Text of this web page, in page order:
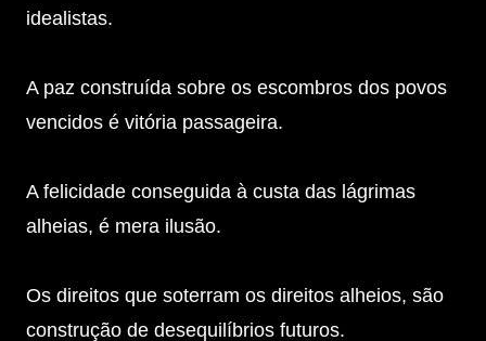
idealistas.
A paz construída sobre os escombros dos povos
vencidos é vitória passageira.
A felicidade conseguida à custa das lágrimas
alheias, é mera ilusão.
Os direitos que soterram os direitos alheios, são
construção de desequilíbrios futuros.